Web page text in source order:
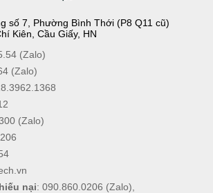
số 7, Phường Bình Thới (P8 Q11 cũ)
Kiên, Cầu Giấy, HN
(Zalo)
(Zalo)
(Zalo)
nại: 090.860.0206 (Zalo),